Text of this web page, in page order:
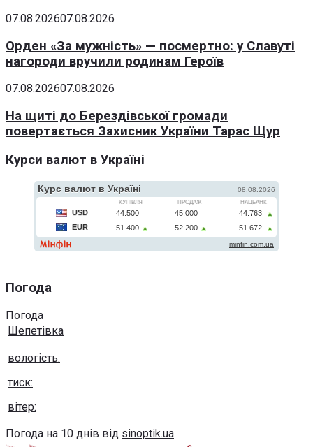
07.08.202607.08.2026
Орден «За мужність» — посмертно: у Славуті
нагороди вручили родинам Героїв
07.08.202607.08.2026
На щиті до Берездівської громади
повертається Захисник України Тарас Щур
Курси валют в Україні
Погода
Погода
Шепетівка
вологість:
тиск:
вітер:
Погода на 10 днів від sinoptik.ua